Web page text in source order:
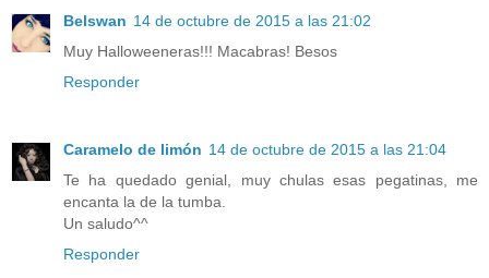
Belswan 14 de octubre de 2015 a las 21:02
Muy Halloweeneras!!! Macabras! Besos
Responder
Caramelo de limón 14 de octubre de 2015 a las 21:04
Te ha quedado genial, muy chulas esas pegatinas, me
encanta la de la tumba.
Un saludo^^
Responder